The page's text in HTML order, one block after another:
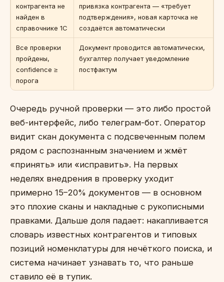
контрагента не
найден в
справочнике 1С
привязка контрагента — «требует
подтверждения», новая карточка не
создаётся автоматически
Все проверки
пройдены,
confidence ≥
порога
Документ проводится автоматически,
бухгалтер получает уведомление
постфактум
Очередь ручной проверки — это либо простой
веб-интерфейс, либо телеграм-бот. Оператор
видит скан документа с подсвеченным полем
рядом с распознанным значением и жмёт
«принять» или «исправить». На первых
неделях внедрения в проверку уходит
примерно 15–20% документов — в основном
это плохие сканы и накладные с рукописными
правками. Дальше доля падает: накапливается
словарь известных контрагентов и типовых
позиций номенклатуры для нечёткого поиска, и
система начинает узнавать то, что раньше
ставило её в тупик.